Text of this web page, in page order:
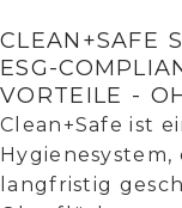
CLEAN+SAFE
ESG-
VORTEILE -
Clean+Safe ist
langfristig